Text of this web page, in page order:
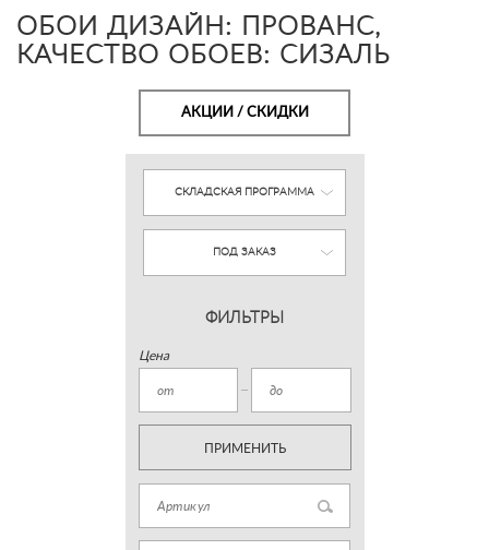
ОБОИ ДИЗАЙН: ПРОВАНС,
КАЧЕСТВО ОБОЕВ: СИЗАЛЬ
АКЦИИ / СКИДКИ
СКЛАДСКАЯ ПРОГРАММА
ПОД ЗАКАЗ
ФИЛЬТРЫ
Цена
ПРИМЕНИТЬ